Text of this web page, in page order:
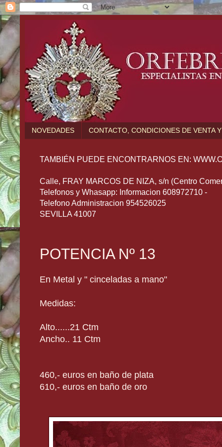
NOVEDADES CONTACTO, CONDICIONES DE VENTA
TAMBIÉN PUEDE ENCONTRARNOS EN:
Calle, FRAY MARCOS DE NIZA, s/n (Centro
Telefonos y Whasapp: Informacion 608972710 -
Telefono Administracion 954526025
SEVILLA 41007
POTENCIA Nº 13
En Metal y " cinceladas a mano"
Medidas:
Alto......21 Ctm
Ancho.. 11 Ctm
460,- euros en baño de plata
610,- euros en baño de oro